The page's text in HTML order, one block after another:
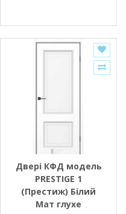
Двері КФД модель
PRESTIGE 1
(Престиж) Білий
Мат глухе